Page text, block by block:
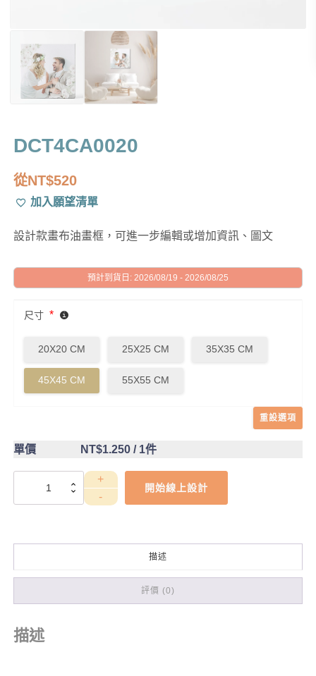
DCT4CA0020
從NT$520
加入願望清單
設計款畫布油畫框，可進一步編輯或增加資訊、圖文
預計到貨日: 2026/08/19 - 2026/08/25
尺寸 *
20X20 CM 25X25 CM 35X35 CM
45X45 CM 55X55 CM
重設選項
單價 NT$1.250/ 1件
DCT4CA0020
開始線上設計
描述
評價 (0)
描述